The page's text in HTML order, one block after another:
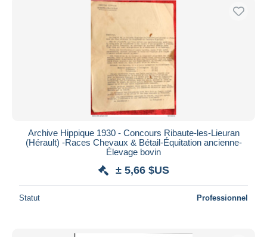
Archive Hippique 1930 - Concours Ribaute-les-Lieuran
(Hérault) -Races Chevaux & Bétail-Équitation ancienne-
Élevage bovin
± 5,66 $US
Statut Professionnel